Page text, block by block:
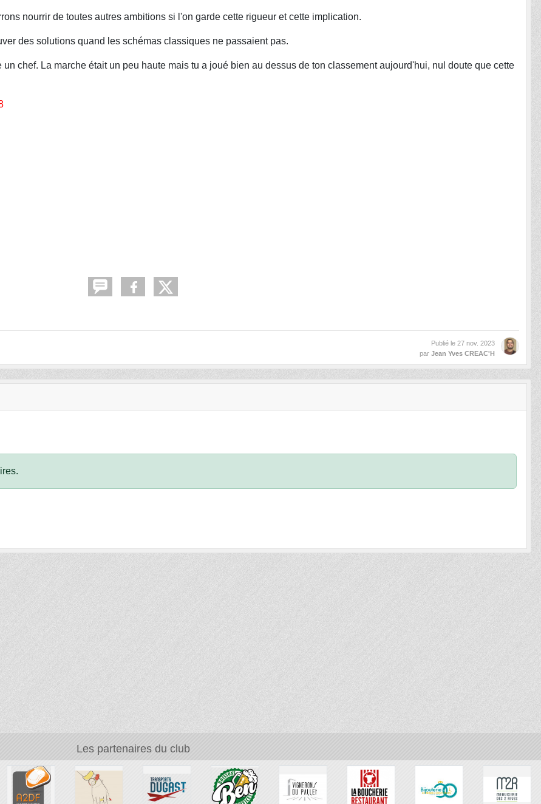
nourrir de toutes autres ambitions si l'on garde cette rigueur et cette implication.
des solutions quand les schémas classiques ne passaient pas.
chef. La marche était un peu haute mais tu a joué bien au dessus de ton classement aujourd'hui, nul doute que cette
Publié le 27 nov. 2023
par Jean Yves CREAC'H
Les partenaires du club